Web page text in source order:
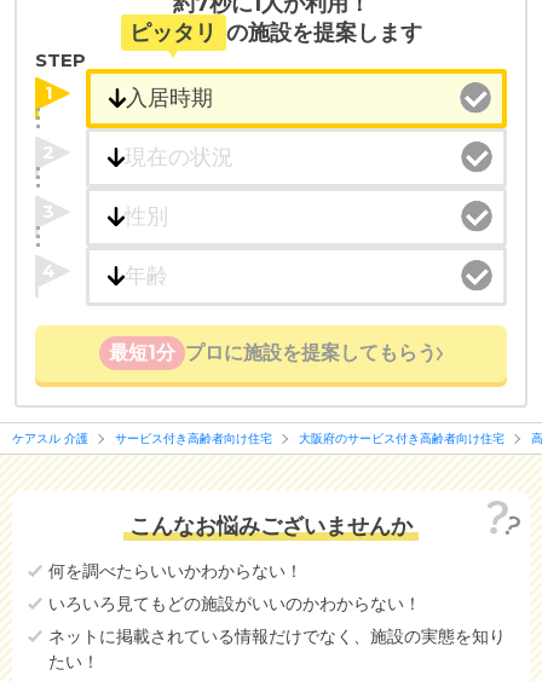
ピッタリ の施設を提案します
STEP
1
2
3
4
最短1分 プロに施設を提案してもらう
ケアスル 介護 サービス付き高齢者向け住宅 大阪府のサービス付き高齢者向け住宅
こんなお悩みございませんか
何を調べたらいいかわからない！
いろいろ見てもどの施設がいいのかわからない！
ネットに掲載されている情報だけでなく、施設の実態を知り
たい！